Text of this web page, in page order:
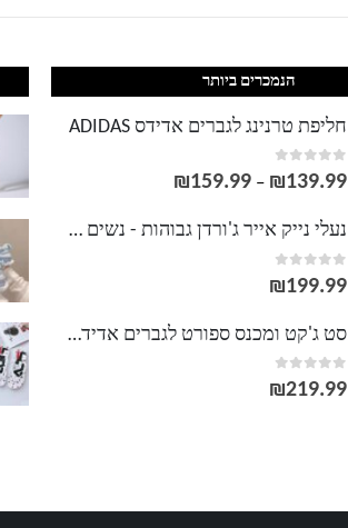
הנמכרים ביותר
חליפת טרנינג לגברים אדידס ADIDAS
0
out of 5
₪139.99
–
₪159.99
טווח
נעלי נייק אייר ג'ורדן גבוהות - נשים גברים NIKE AIR JORDAN
0
out of 5
₪199.99
סט ג'קט ומכנס ספורט לגברים אדידס ADIDAS
0
out of 5
₪219.99